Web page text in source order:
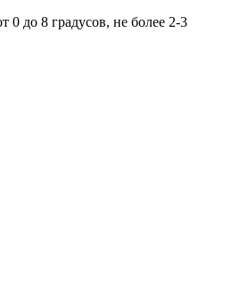
0 до 8 градусов, не более 2-3